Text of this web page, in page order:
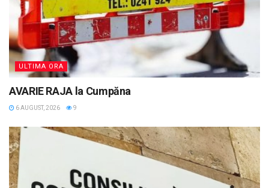
ULTIMA ORA
AVARIE RAJA la Cumpăna
6 AUGUST, 2026 9